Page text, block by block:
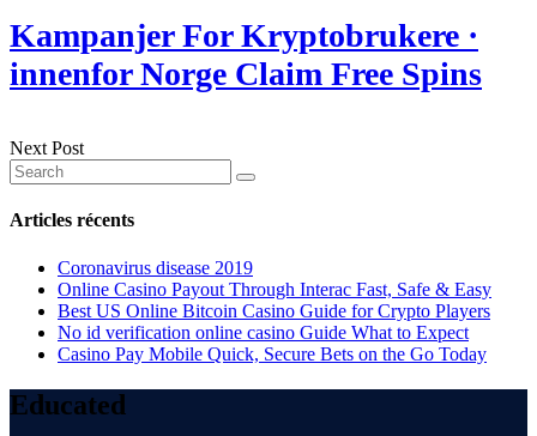
Kampanjer For Kryptobrukere ·
innenfor Norge Claim Free Spins
Next Post
Articles récents
Coronavirus disease 2019
Online Casino Payout Through Interac Fast, Safe & Easy
Best US Online Bitcoin Casino Guide for Crypto Players
No id verification online casino Guide What to Expect
Casino Pay Mobile Quick, Secure Bets on the Go Today
Educated